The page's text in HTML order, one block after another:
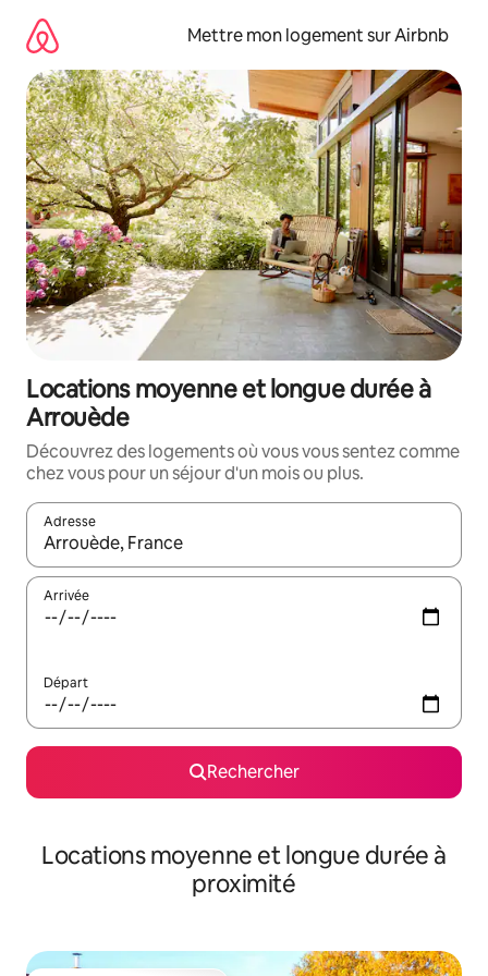
directement
contenu
Mettre mon logement sur Airbnb
Locations moyenne et longue durée à
Arrouède
Découvrez des logements où vous vous sentez comme
chez vous pour un séjour d'un mois ou plus.
Adresse
Lorsque les résultats s'affichent, utilisez les flèches vers le
Arrivée
Départ
Rechercher
Locations moyenne et longue durée à
proximité